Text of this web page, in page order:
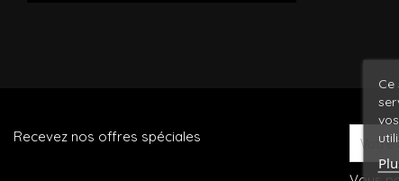
Recevez nos offres spéciales